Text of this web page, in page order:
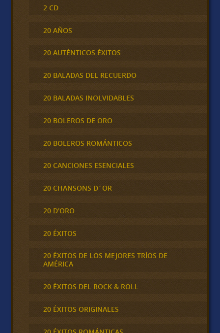
2 CD
20 AÑOS
20 AUTÉNTICOS ÉXITOS
20 BALADAS DEL RECUERDO
20 BALADAS INOLVIDABLES
20 BOLEROS DE ORO
20 BOLEROS ROMÁNTICOS
20 CANCIONES ESENCIALES
20 CHANSONS D´OR
20 D'ORO
20 ÉXITOS
20 ÉXITOS DE LOS MEJORES TRÍOS DE
AMÉRICA
20 ÉXITOS DEL ROCK & ROLL
20 ÉXITOS ORIGINALES